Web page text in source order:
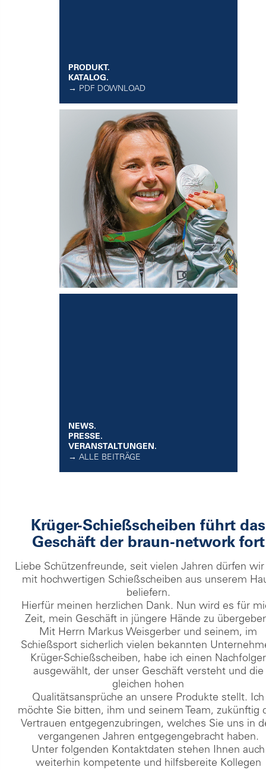
PRODUKT.
KATALOG.
→ PDF DOWNLOAD
NEWS.
PRESSE.
VERANSTALTUNGEN.
→ ALLE BEITRÄGE
Krüger-Schießscheiben führt das
Geschäft der braun-network fort
Liebe Schützenfreunde, seit vielen Jahren dürfen wir
mit hochwertigen Schießscheiben aus unserem
beliefern.
Hierfür meinen herzlichen Dank. Nun wird es für
Zeit, mein Geschäft in jüngere Hände zu
Mit Herrn Markus Weisgerber und seinem, im
Schießsport sicherlich vielen bekannten
Krüger-Schießscheiben, habe ich einen Nachfolger
ausgewählt, der unser Geschäft versteht und die
gleichen hohen
Qualitätsansprüche an unsere Produkte stellt. Ich
möchte Sie bitten, ihm und seinem Team, zukünftig
Vertrauen entgegenzubringen, welches Sie uns in
vergangenen Jahren entgegengebracht haben.
Unter folgenden Kontaktdaten stehen Ihnen auch
weiterhin kompetente und hilfsbereite Kollegen